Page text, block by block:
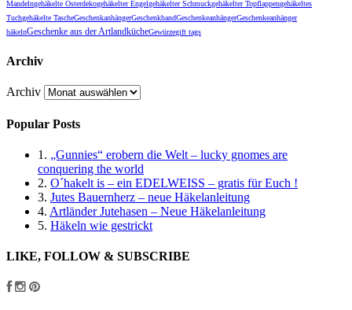
Mandelngehäkelte Osterdekogehäkelter Engelgehäkelter Schmuckgehäkelter Topflappengehäkeltes
Tuchgehäkelte TascheGeschenkanhängerGeschenkbandGeschenkeanhängerGeschenkeanhänger
häkelnGeschenke aus der ArtlandkücheGewürzegift tags
Archiv
Archiv
Popular Posts
1. „Gunnies“ erobern die Welt – lucky gnomes are
conquering the world
2. O´hakelt is – ein EDELWEISS – gratis für Euch !
3. Jutes Bauernherz – neue Häkelanleitung
4. Artländer Jutehasen – Neue Häkelanleitung
5. Häkeln wie gestrickt
LIKE, FOLLOW & SUBSCRIBE